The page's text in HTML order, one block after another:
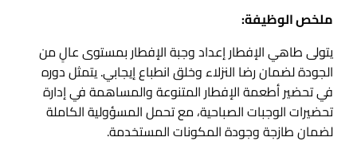
ملخص الوظيفة:
يتولى طاهي الإفطار إعداد وجبة الإفطار بمستوى عالٍ من
الجودة لضمان رضا النزلاء وخلق انطباع إيجابي. يتمثل دوره
في تحضير أطعمة الإفطار المتنوعة والمساهمة في إدارة
تحضيرات الوجبات الصباحية، مع تحمل المسؤولية الكاملة
لضمان طازجة وجودة المكونات المستخدمة.